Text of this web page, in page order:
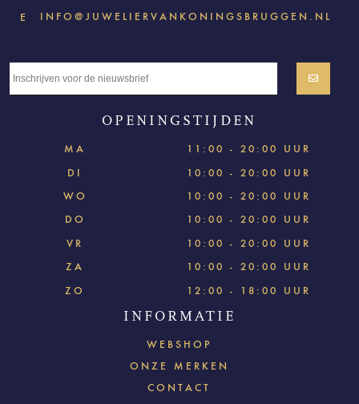
E INFO@JUWELIERVANKONINGSBRUGGEN.NL
OPENINGSTIJDEN
MA
11:00 - 20:00 UUR
DI
10:00 - 20:00 UUR
WO
10:00 - 20:00 UUR
DO
10:00 - 20:00 UUR
VR
10:00 - 20:00 UUR
ZA
10:00 - 20:00 UUR
ZO
12:00 - 18:00 UUR
INFORMATIE
WEBSHOP
ONZE MERKEN
CONTACT